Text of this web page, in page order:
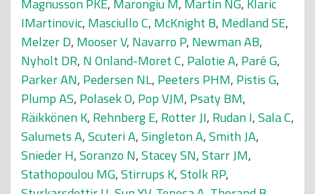
Magnusson PKE, Marongiu M, Martin NG, Klaric
IMartinovic, Masciullo C, McKnight B, Medland SE,
Melzer D, Mooser V, Navarro P, Newman AB,
Nyholt DR, N Onland-Moret C, Palotie A, Paré G,
Parker AN, Pedersen NL, Peeters PHM, Pistis G,
Plump AS, Polasek O, Pop VJM, Psaty BM,
Räikkönen K, Rehnberg E, Rotter JI, Rudan I,Sala C,
Salumets A,Scuteri A,Singleton A,Smith JA,
Snieder H,Soranzo N,Stacey SN,Starr JM,
Stathopoulou MG,Stirrups K,Stolk RP,